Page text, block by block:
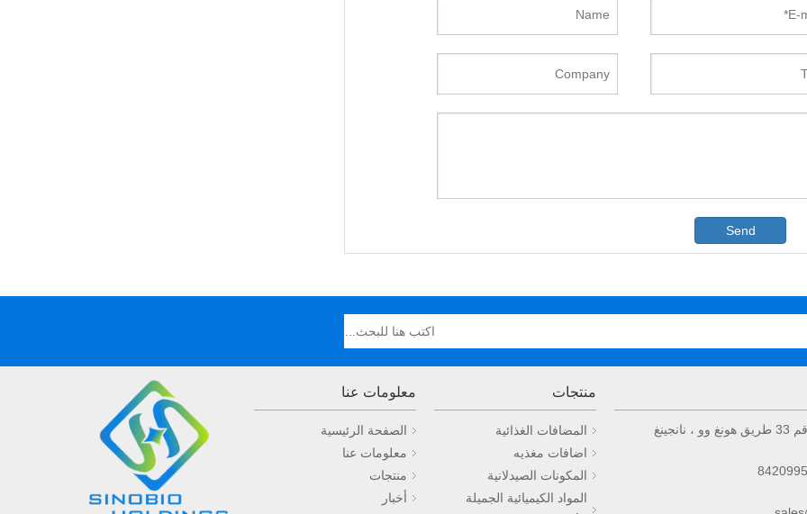
Send
معلومات عنا
الصفحة الرئيسية
معلومات عنا
منتجات
أخبار
منتجات
المضافات الغذائية
اضافات مغذيه
المكونات الصيدلانية
المواد الكيميائية الجميلة